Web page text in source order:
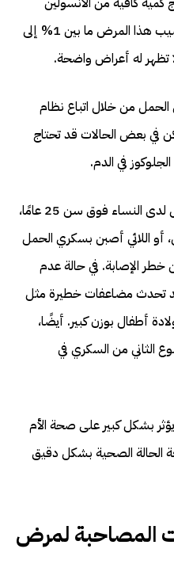
لتنظيم مستوى السكر في الدم. يصيب هذا المرض ما بين 1% إلى
من خلال اتباع نظام
في بعض الحالات قد تحتاج
في الدم.
تتزايد مخاطر الإصابة بسكري الحمل لدى النساء فوق سن 25 عامًا،
أو اللائي أصبن بسكري الحمل
الإصابة. في حالة عدم
تحدث مضاعفات خطيرة مثل
أطفال بوزن كبير. أيضًا،
الثاني من السكري في
بشكل كبير على صحة الأم
الحالة الصحية بشكل دقيق
المصاحبة لمرض